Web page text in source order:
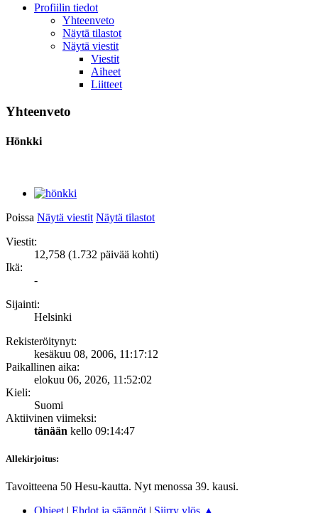
Profiilin tiedot
Yhteenveto
Näytä tilastot
Näytä viestit
Viestit
Aiheet
Liitteet
Yhteenveto
Hönkki
Poissa Näytä viestit Näytä tilastot
Viestit:
12,758 (1.732 päivää kohti)
Ikä:
-
Sijainti:
Helsinki
Rekisteröitynyt:
kesäkuu 08, 2006, 11:17:12
Paikallinen aika:
elokuu 06, 2026, 11:52:02
Kieli:
Suomi
Aktiivinen viimeksi:
tänään kello 09:14:47
Allekirjoitus:
Tavoitteena 50 Hesu-kautta. Nyt menossa 39. kausi.